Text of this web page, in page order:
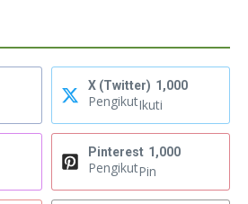
X (Twitter) 1,000
PengikutIkuti
Pinterest 1,000
PengikutPin